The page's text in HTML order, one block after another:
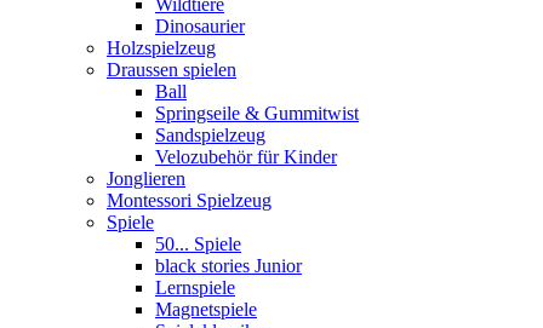
Wildtiere
Dinosaurier
Holzspielzeug
Draussen spielen
Ball
Springseile & Gummitwist
Sandspielzeug
Velozubehör für Kinder
Jonglieren
Montessori Spielzeug
Spiele
50... Spiele
black stories Junior
Lernspiele
Magnetspiele